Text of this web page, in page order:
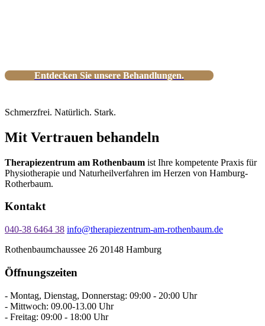
Entdecken Sie unsere Behandlungen.
Schmerzfrei. Natürlich. Stark.
Mit Vertrauen behandeln
Therapiezentrum am Rothenbaum ist Ihre kompetente Praxis für
Physiotherapie und Naturheilverfahren im Herzen von Hamburg-
Rotherbaum.
Kontakt
040-38 6464 38 info@therapiezentrum-am-rothenbaum.de
Rothenbaumchaussee 26 20148 Hamburg
Öffnungszeiten
- Montag, Dienstag, Donnerstag: 09:00 - 20:00 Uhr
- Mittwoch: 09.00-13.00 Uhr
- Freitag: 09:00 - 18:00 Uhr